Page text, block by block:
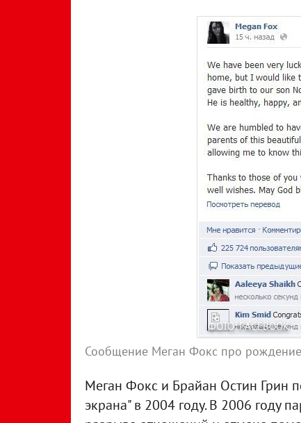
ФОТО: FACEBOOK
Сообщение Меган Фокс про
Меган Фокс и Брайан Остин Грин
экрана" в 2004 году. В 2006 году